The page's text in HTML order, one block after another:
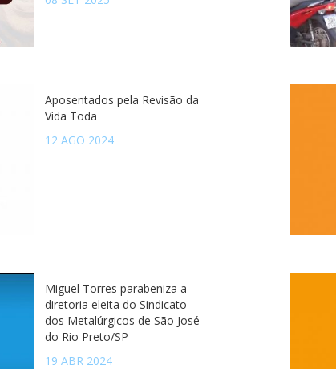
Aposentados pela Revisão da
Vida Toda
12 AGO 2024
Miguel Torres parabeniza a
diretoria eleita do Sindicato
dos Metalúrgicos de São José
do Rio Preto/SP
19 ABR 2024